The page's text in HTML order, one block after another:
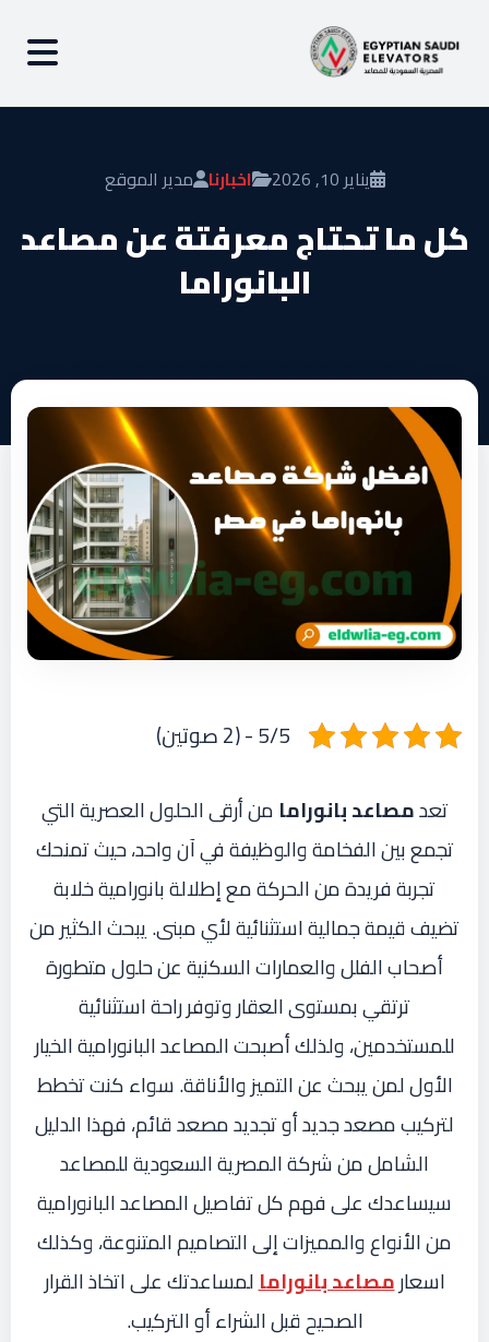
يناير 10, 2026 اخبارنا مدير الموقع
كل ما تحتاج معرفتة عن مصاعد
البانوراما
5/5 - (2 صوتين)
تعدمصاعد بانوراما من أرقى الحلول العصرية التي
تجمع بين الفخامة والوظيفة في آن واحد، حيث تمنحك
تجربة فريدة من الحركة مع إطلالة بانورامية خلابة
تضيف قيمة جمالية استثنائية لأي مبنى. يبحث الكثير من
أصحاب الفلل والعمارات السكنية عن حلول متطورة
ترتقي بمستوى العقار وتوفر راحة استثنائية
للمستخدمين، ولذلك أصبحت المصاعد البانورامية الخيار
الأول لمن يبحث عن التميز والأناقة. سواء كنت تخطط
لتركيب مصعد جديد أو تجديد مصعد قائم، فهذا الدليل
الشامل من شركة المصرية السعودية للمصاعد
سيساعدك على فهم كل تفاصيل المصاعد البانورامية
من الأنواع والمميزات إلى التصاميم المتنوعة، وكذلك
اسعارمصاعد بانورامالمساعدتك على اتخاذ القرار
الصحيح قبل الشراء أو التركيب.